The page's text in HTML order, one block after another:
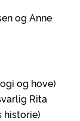
og Anne
og hove)
Rita
historie)